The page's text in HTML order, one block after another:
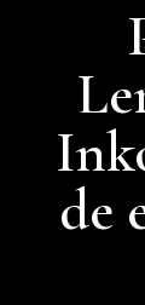
de